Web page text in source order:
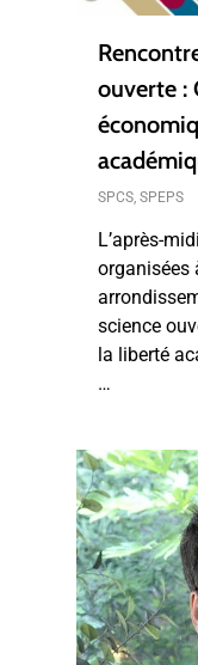
ouverte :
SPCS, SPEPS
L’après-
organisées
science
la liberté
…